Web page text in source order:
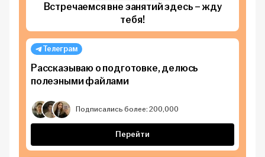
Встречаемся вне занятий здесь – жду
тебя!
Телеграм
Рассказываю о подготовке, делюсь
полезными файлами
Перейти
Подписались более: 200,000